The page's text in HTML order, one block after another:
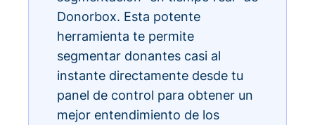
Donorbox. Esta potente
herramienta te permite
segmentar donantes casi al
instante directamente desde tu
panel de control para obtener un
mejor entendimiento de los